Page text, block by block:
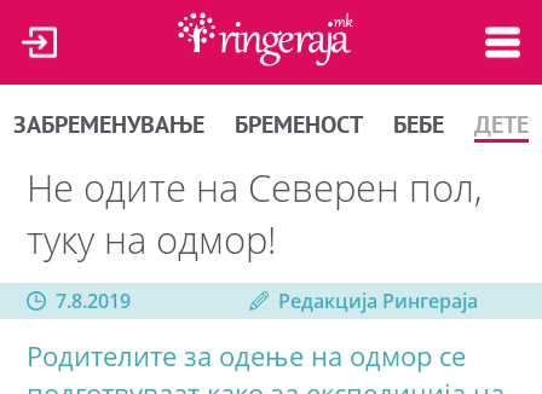
ЗАБРЕМЕНУВАЊЕ БРЕМЕНОСТ БЕБЕ ДЕТЕ
Не одите на Северен пол,
туку на одмор!
7.8.2019 Редакција Рингераја
Родителите за одење на одмор се